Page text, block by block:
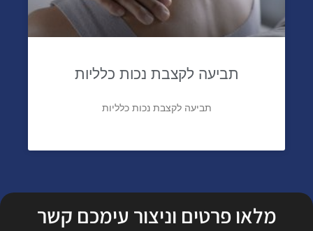
תביעה לקצבת נכות כלליות
תביעה לקצבת נכות כלליות
מלאו פרטים וניצור עימכם קשר